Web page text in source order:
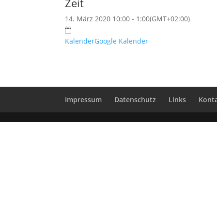
Zeit
14. März 2020 10:00 - 1:00(GMT+02:00)
KalenderGoogle Kalender
Impressum Datenschutz Links